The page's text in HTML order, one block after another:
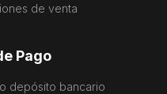
de venta
Pago
depósito bancario